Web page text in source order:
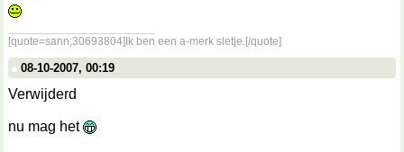
[quote=sann;30693804]Ik ben een a-merk sletje.[/quote]
08-10-2007, 00:19
Verwijderd
nu mag het